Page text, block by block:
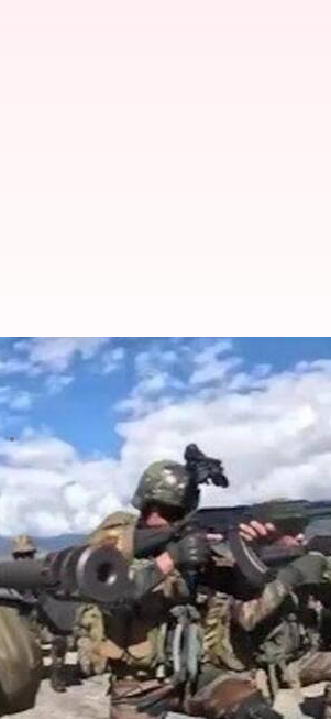
பிரஹார்': சீனா
10:52 am
11 முதல் 15 வரை
பயிற்சிக்காக தயாராகி
இந்தியாவிற்கும்
மெச்சுகாவில்
போர்